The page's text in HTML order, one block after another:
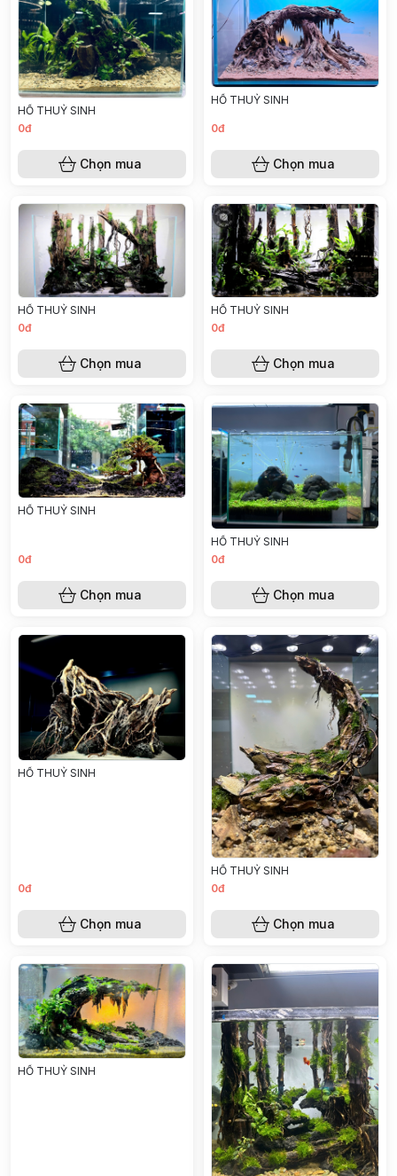
HỒ THUỶ SINH
0đ
Chọn mua
HỒ THUỶ SINH
0đ
Chọn mua
HỒ THUỶ SINH
0đ
Chọn mua
HỒ THUỶ SINH
0đ
Chọn mua
HỒ THUỶ SINH
0đ
Chọn mua
HỒ THUỶ SINH
0đ
Chọn mua
HỒ THUỶ SINH
0đ
Chọn mua
HỒ THUỶ SINH
0đ
Chọn mua
HỒ THUỶ SINH